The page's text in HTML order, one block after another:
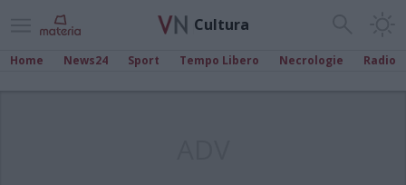
Cultura
Home News24 Sport Tempo Libero Necrologie Radio